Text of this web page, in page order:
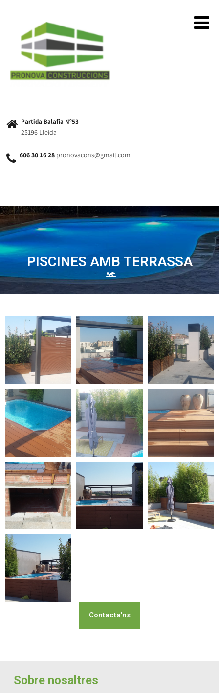
Partida Balafia Nº53
25196 Lleida
606 30 16 28 pronovacons@gmail.com
PISCINES AMB TERRASSA
Contacta’ns
Sobre nosaltres